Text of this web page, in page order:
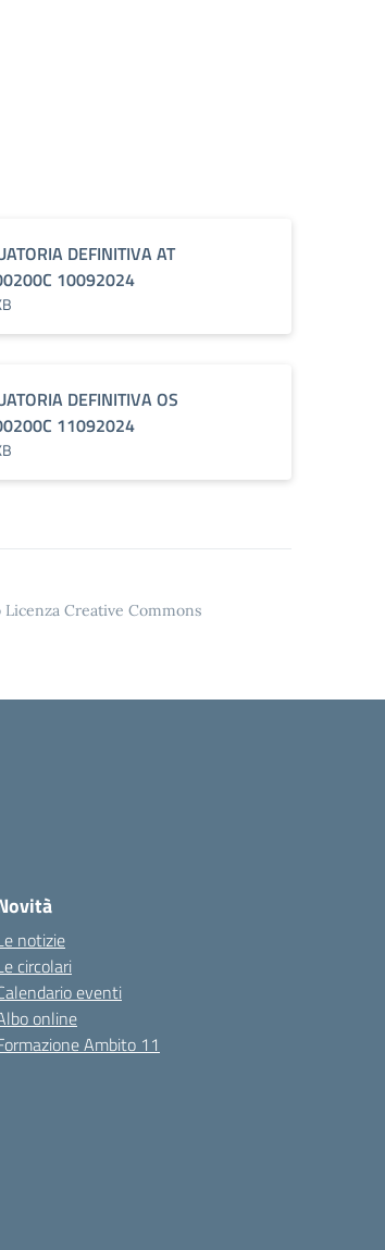
DEFINITIVA AT
10092024
DEFINITIVA OS
11092024
Creative Commons
notizie
circolari
eventi
online
Ambito 11